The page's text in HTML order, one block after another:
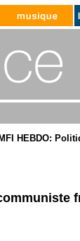
MFI HEBDO: